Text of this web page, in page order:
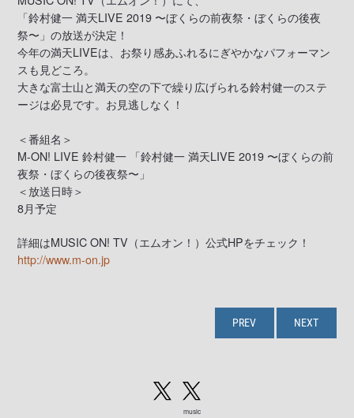
「鈴村健一 満天LIVE 2019 〜ぼくらの前夜祭・ぼくらの後夜
祭〜」の放送が決定！
今年の満天LIVEは、お祭り感あふれるにぎやかなパフォーマン
スも見どころ。
大きな富士山と満天の空の下で繰り広げられる鈴村健一のステ
ージは必見です。お見逃しなく！
＜番組名＞
M-ON! LIVE 鈴村健一 「鈴村健一 満天LIVE 2019 〜ぼくらの前
夜祭・ぼくらの後夜祭〜」
＜放送日時＞
8月予定
詳細はMUSIC ON! TV（エムオン！）公式HPをチェック！
http://www.m-on.jp
PREV NEXT
music